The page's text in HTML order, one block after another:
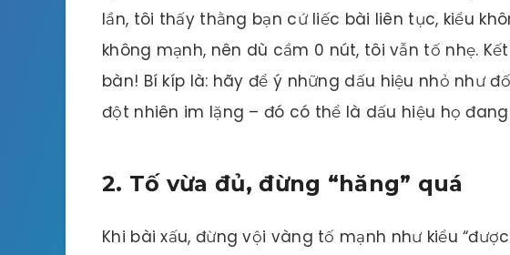
lần, tôi thấy thằng bạn cứ liếc bài liên tục, kiểu
không mạnh, nên dù cầm 0 nút, tôi vẫn tố nhẹ.
bàn! Bí kíp là: hãy để ý những dấu hiệu nhỏ như
đột nhiên im lặng – đó có thể là dấu hiệu họ
2. Tố vừa đủ, đừng “hăng” quá
Khi bài xấu, đừng vội vàng tố mạnh như kiểu